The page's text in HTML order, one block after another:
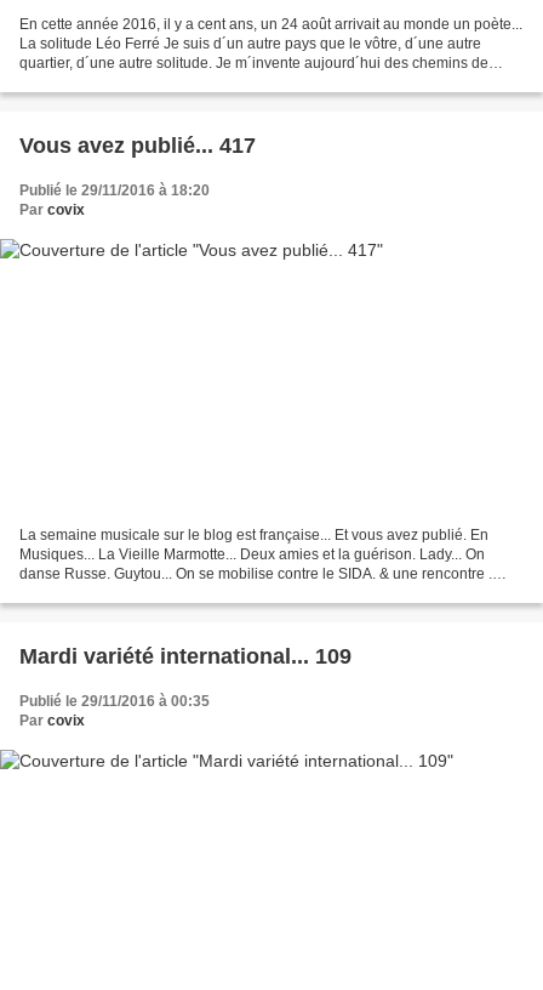
En cette année 2016, il y a cent ans, un 24 août arrivait au monde un poète...
La solitude Léo Ferré Je suis d´un autre pays que le vôtre, d´une autre
quartier, d´une autre solitude. Je m´invente aujourd´hui des chemins de
Vous avez publié... 417
Publié le 29/11/2016 à 18:20
Par covix
La semaine musicale sur le blog est française... Et vous avez publié. En
Musiques... La Vieille Marmotte... Deux amies et la guérison. Lady... On
danse Russe. Guytou... On se mobilise contre le SIDA. & une rencontre .
Mardi variété international... 109
Publié le 29/11/2016 à 00:35
Par covix